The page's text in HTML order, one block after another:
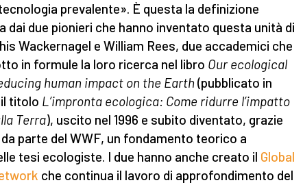
prevalente». È questa la definizione
dai due pionieri che hanno inventato questa unità di
Wackernagel e William Rees, due accademici che
in formule la loro ricerca nel libro Our ecological
human impact on the Earth (pubblicato in
titolo L’impronta ecologica: Come ridurre l’impatto
Terra), uscito nel 1996 e subito diventato, grazie
da parte del WWF, un fondamento teorico a
tesi ecologiste. I due hanno anche creato il Global
che continua il lavoro di approfondimento del